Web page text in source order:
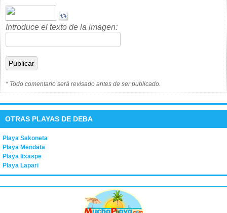
Introduce el texto de la imagen:
* Todo comentario será revisado antes de ser publicado.
OTRAS PLAYAS DE DEBA
Playa Sakoneta
Playa Mendata
Playa Itxaspe
Playa Lapari